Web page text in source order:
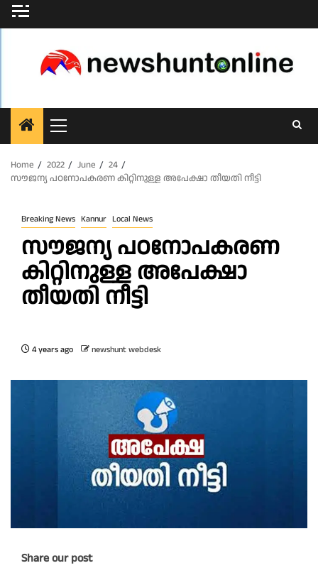
Skip
to
Primary
Menu
Home
2022 June
24
സൗജന്യ പഠനോപകരണ കിറ്റിനുള്ള അപേക്ഷാ തീയതി നീട്ടി
Breaking News Kannur Local News
സൗജന്യ പഠനോപകരണ
കിറ്റിനുള്ള അപേക്ഷാ
തീയതി നീട്ടി
4 years ago newshunt webdesk
Share our post